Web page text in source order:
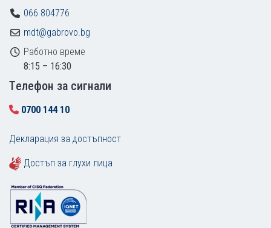
066 804776
mdt@gabrovo.bg
Работно време
8:15 – 16:30
Tелефон за сигнали
0700 144 10
Декларация за достъпност
Достъп за глухи лица